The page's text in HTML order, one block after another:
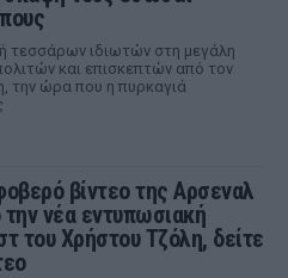
τεσσάρων ιδιωτών στη μεγάλη
και επισκεπτών από τον
την ώρα που η πυρκαγιά
βίντεο της Αρσεναλ
νέα εντυπωσιακή
του Χρήστου Τζόλη, δείτε